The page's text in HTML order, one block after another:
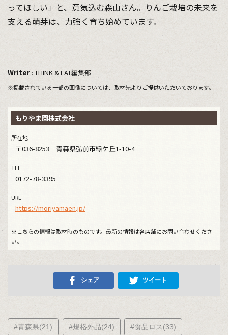
ってほしい」と、意気込む森山さん。りんご栽培の未来を
支える萌芽は、力強く育ち始めています。
Writer: THINK & EAT編集部
※掲載されている一部の画像については、取材先よりご提供いただいております。
もりやま園株式会社
所在地
〒036-8253 青森県弘前市緑ケ丘1-10-4
TEL
0172-78-3395
URL
https://moriyamaen.jp/
※こちらの情報は取材時のものです。最新の情報は各店舗にお問い合わせくださ
い。
シェア ツイート
#青森県(21) #規格外品(24) #食品ロス(33)